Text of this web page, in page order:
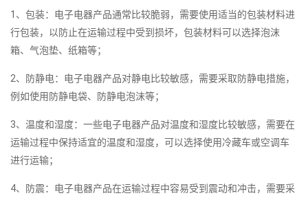
1、包装：电子电器产品通常比较脆弱，需要使用适当的包装材料进
行包装，以防止在运输过程中受到损坏，包装材料可以选择泡沫
箱、气泡垫、纸箱等；
2、防静电：电子电器产品对静电比较敏感，需要采取防静电措施，
例如使用防静电袋、防静电泡沫等；
3、温度和湿度：一些电子电器产品对温度和湿度比较敏感，需要在
运输过程中保持适宜的温度和湿度，可以选择使用冷藏车或空调车
进行运输；
4、防震：电子电器产品在运输过程中容易受到震动和冲击，需要采